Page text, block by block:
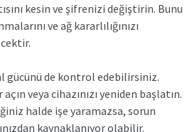
kesin ve şifrenizi değiştirin. Bunu
ve ağ kararlılığınızı
gücünü de kontrol edebilirsiniz.
veya cihazınızı yeniden başlatın.
halde işe yaramazsa, sorun
kaynaklanıyor olabilir.